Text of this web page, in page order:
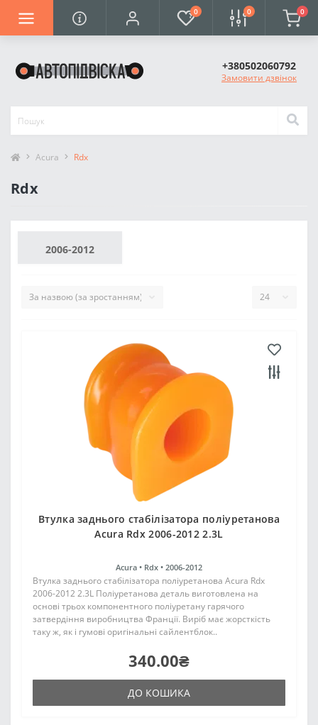
0 0 0
+380502060792
Замовити дзвінок
Acura Rdx
Rdx
2006-2012
Втулка заднього стабілізатора поліуретанова
Acura Rdx 2006-2012 2.3L
Acura • Rdx • 2006-2012
Втулка заднього стабілізатора поліуретанова Acura Rdx
2006-2012 2.3L Поліуретанова деталь виготовлена на
основі трьох компонентного поліуретану гарячого
затвердіння виробництва Франції. Виріб має жорсткість
таку ж, як і гумові оригінальні сайлентблок..
340.00₴
ДО КОШИКА